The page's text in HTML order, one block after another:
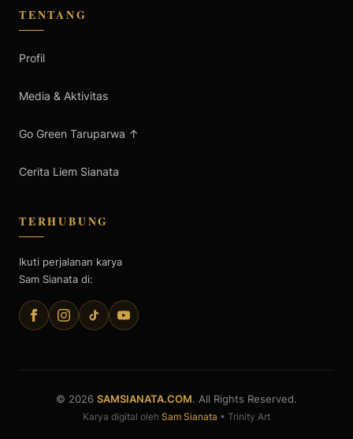
TENTANG
Profil
Media & Aktivitas
Go Green Taruparwa ↑
Cerita Liem Sianata
TERHUBUNG
Ikuti perjalanan karya
Sam Sianata di:
© 2026 SAMSIANATA.COM. All Rights Reserved.
Karya digital oleh Sam Sianata • Trinity Art